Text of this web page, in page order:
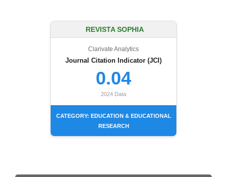
REVISTA SOPHIA
Clarivate Analytics
Journal Citation Indicator (JCI)
0.04
2024 Data
CATEGORY: EDUCATION & EDUCATIONAL
RESEARCH